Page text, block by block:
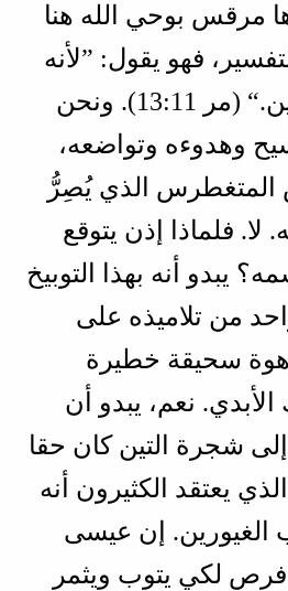
مرقس بوحي الله هنا
فهو يقول: ”لأنه
(مر 11‏:13
). ونحن
وهدوءه وتواضعه،
الذي يُصِرُّ
لا. فلماذا إذن يتوقع
يبدو أنه بهذا التوبيخ
من تلاميذه على
سحيقة خطيرة
الأبدي. نعم، يبدو أن
شجرة التين كان حقا
يعتقد الكثيرون أنه
الغيورين. إن عيسى
لكي يتوب ويثمر